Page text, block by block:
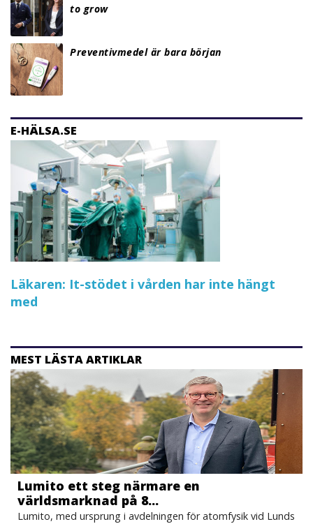
to grow
Preventivmedel är bara början
E-HÄLSA.SE
Läkaren: It-stödet i vården har inte hängt
med
MEST LÄSTA ARTIKLAR
Lumito ett steg närmare en
världsmarknad på 8…
Lumito, med ursprung i avdelningen för atomfysik vid Lunds